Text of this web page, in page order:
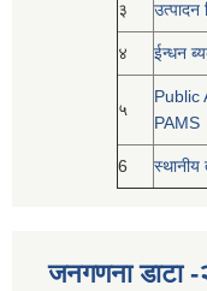
३ उत्पादन
४ ईन्धन
५
Public
PAMS
6
जनगणना डाटा